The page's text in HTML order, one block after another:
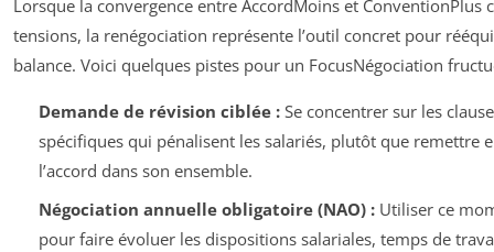
Lorsque la convergence entre AccordMoins et ConventionPlus
tensions, la renégociation représente l’outil concret pour
balance. Voici quelques pistes pour un FocusNégociation
Demande de révision ciblée :Se concentrer sur les
spécifiques qui pénalisent les salariés, plutôt que remettre
l’accord dans son ensemble.
Négociation annuelle obligatoire (NAO) :Utiliser ce
pour faire évoluer les dispositions salariales, temps de